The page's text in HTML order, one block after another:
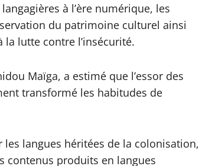
à l’ère numérique, les
du patrimoine culturel ainsi
lutte contre l’insécurité.
Maïga, a estimé que l’essor des
transformé les habitudes de
langues héritées de la colonisation,
contenus produits en langues